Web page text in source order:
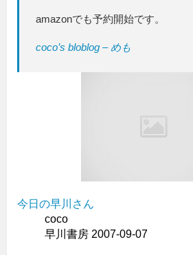
amazonでも予約開始です。
coco’s bloblog – めも
今日の早川さん
coco
早川書房 2007-09-07